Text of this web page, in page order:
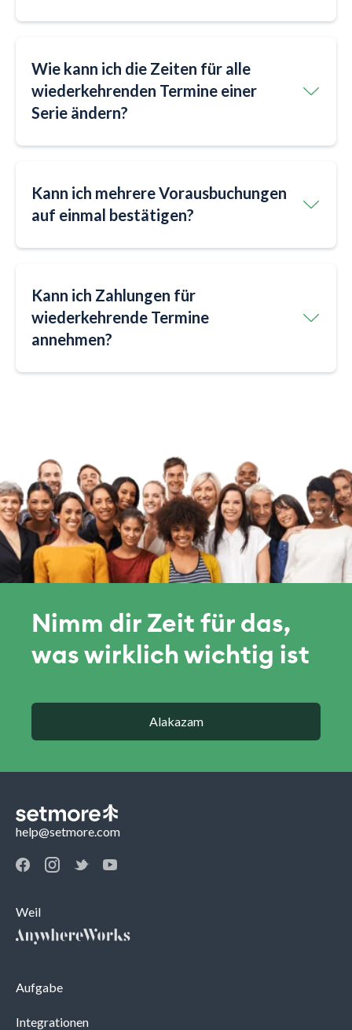
Wie kann ich die Zeiten für alle
wiederkehrenden Termine einer
Serie ändern?
Kann ich mehrere Vorausbuchungen
auf einmal bestätigen?
Kann ich Zahlungen für
wiederkehrende Termine
annehmen?
Nimm dir Zeit für das,
was wirklich wichtig ist
Alakazam
help@setmore.com
Weil
Aufgabe
Integrationen